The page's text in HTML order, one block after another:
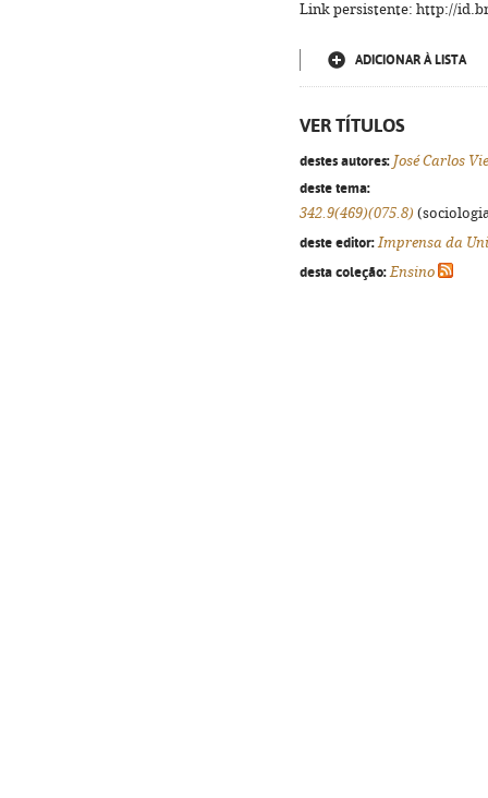
Link persistente: http://
ADICIONAR À LISTA
VER TÍTULOS
destes autores: José Carlos
deste tema:
342.9(469)(075.8)
deste editor: Imprensa da
desta coleção: Ensino